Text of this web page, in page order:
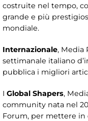
costruite nel tempo,
grande e più
mondiale.
Internazionale, Media
settimanale italiano
pubblica i migliori
I Global Shapers,
community nata nel
Forum, per mettere in